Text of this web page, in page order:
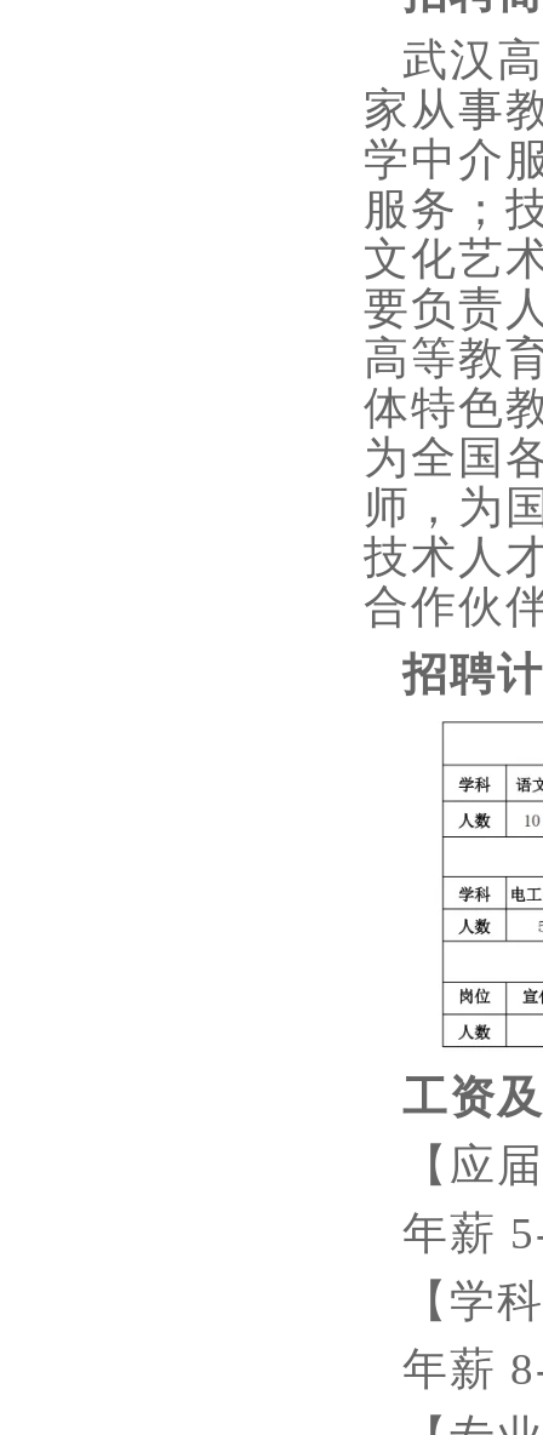
武汉
家从事
学中介
服务；
文化艺
要负责
高等教
体特色
为全国
师，为
技术人
合作伙
招聘
工资
【应
年薪
【学
年薪